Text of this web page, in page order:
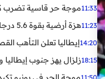
11:33موجة حر قاسية تضرب
11:23هزة أرضية بقوة 5.6 درجات تضرب مصر
14:20إيطاليا تعلن التأهب القصوى في 23 مدينة
18:15زلزال يهز جنوب